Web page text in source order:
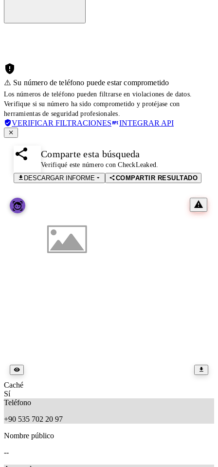
⚠️ Su número de teléfono puede estar comprometido
Los números de teléfono pueden filtrarse en violaciones de datos.
Verifique si su número ha sido comprometido y protéjase con
herramientas de seguridad profesionales.
VERIFICAR FILTRACIONES INTEGRAR API
Comparte esta búsqueda
Verifiqué este número con CheckLeaked.
DESCARGAR INFORME
COMPARTIR RESULTADO
Caché
Sí
Teléfono
+90 535 702 20 97
Nombre público
--